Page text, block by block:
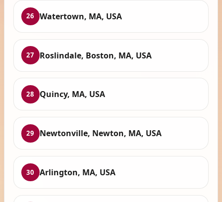
26 Watertown, MA, USA
27 Roslindale, Boston, MA, USA
28 Quincy, MA, USA
29 Newtonville, Newton, MA, USA
30 Arlington, MA, USA